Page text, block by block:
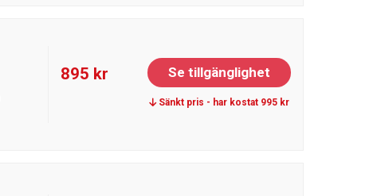
895 kr Se tillgänglighet
Sänkt pris - har kostat 995 kr